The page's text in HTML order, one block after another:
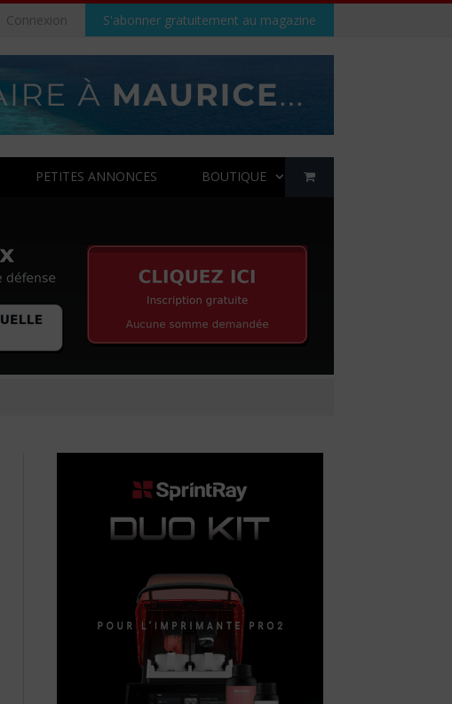
S'abonner gratuitement au magazine
Connexion
PETITES ANNONCES BOUTIQUE